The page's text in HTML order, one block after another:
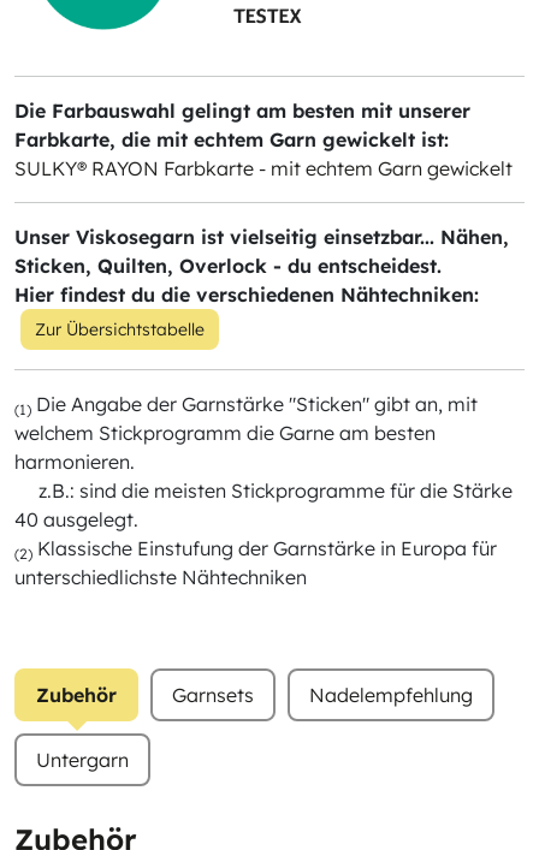
Die Farbauswahl gelingt am besten mit unserer
Farbkarte, die mit echtem Garn gewickelt ist:
SULKY® RAYON Farbkarte - mit echtem Garn gewickelt
Unser Viskosegarn ist vielseitig einsetzbar... Nähen,
Sticken, Quilten, Overlock - du entscheidest.
Hier findest du die verschiedenen Nähtechniken:
Zur Übersichtstabelle
(1) Die Angabe der Garnstärke "Sticken" gibt an, mit
welchem Stickprogramm die Garne am besten
harmonieren.
z.B.: sind die meisten Stickprogramme für die Stärke
40 ausgelegt.
(2) Klassische Einstufung der Garnstärke in Europa für
unterschiedlichste Nähtechniken
Zubehör Garnsets Nadelempfehlung
Untergarn
Zubehör